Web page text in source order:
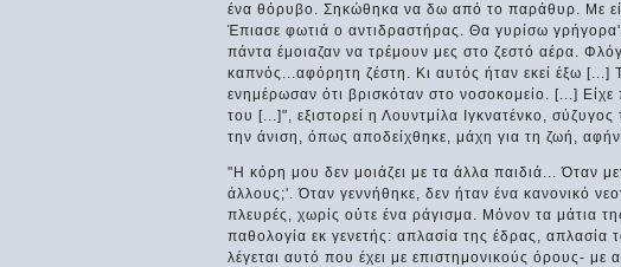
ένα θόρυβο. Σηκώθηκα να δω από το παράθυρ. Με
Έπιασε φωτιά ο αντιδραστήρας. Θα γυρίσω
πάντα έμοιαζαν να τρέμουν μες στο ζεστό αέρα.
καπνός...αφόρητη ζέστη. Κι αυτός ήταν εκεί έξω [...]
ενημέρωσαν ότι βρισκόταν στο νοσοκομείο. [...] Είχε
του [...]", εξιστορεί η Λουντμίλα Ιγκνατένκο,
την άνιση, όπως αποδείχθηκε, μάχη για τη ζωή,
"Η κόρη μου δεν μοιάζει με τα άλλα παιδιά... Όταν
άλλους;'. Όταν γεννήθηκε, δεν ήταν ένα κανονικό
πλευρές, χωρίς ούτε ένα ράγισμα. Μόνον τα μάτια
παθολογία εκ γενετής: απλασία της έδρας,
λέγεται αυτό που έχει με επιστημονικούς όρους- με